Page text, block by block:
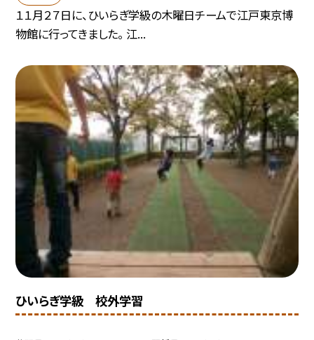
１１月２７日に、ひいらぎ学級の木曜日チームで江戸東京博
物館に行ってきました。 江...
ひいらぎ学級 校外学習